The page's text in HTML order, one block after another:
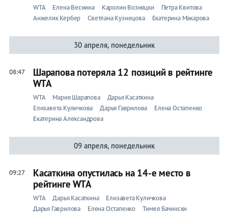
WTA Елена Веснина Каролин Возняцки
Петра Квитова
Анжелик Кербер
Светлана Кузнецова Екатерина Макарова
30 апреля, понедельник
08:47
Шарапова потеряла 12 позиций в рейтинге
WTA
WTA Мария Шарапова
Дарья Касаткина
Елизавета Куличкова
Дарья Гаврилова
Елена Остапенко
Екатерина Александрова
09 апреля, понедельник
09:27
Касаткина опустилась на 14-е место в
рейтинге WTA
WTA Дарья Касаткина
Елизавета Куличкова
Дарья Гаврилова
Елена Остапенко
Тимея Бачински